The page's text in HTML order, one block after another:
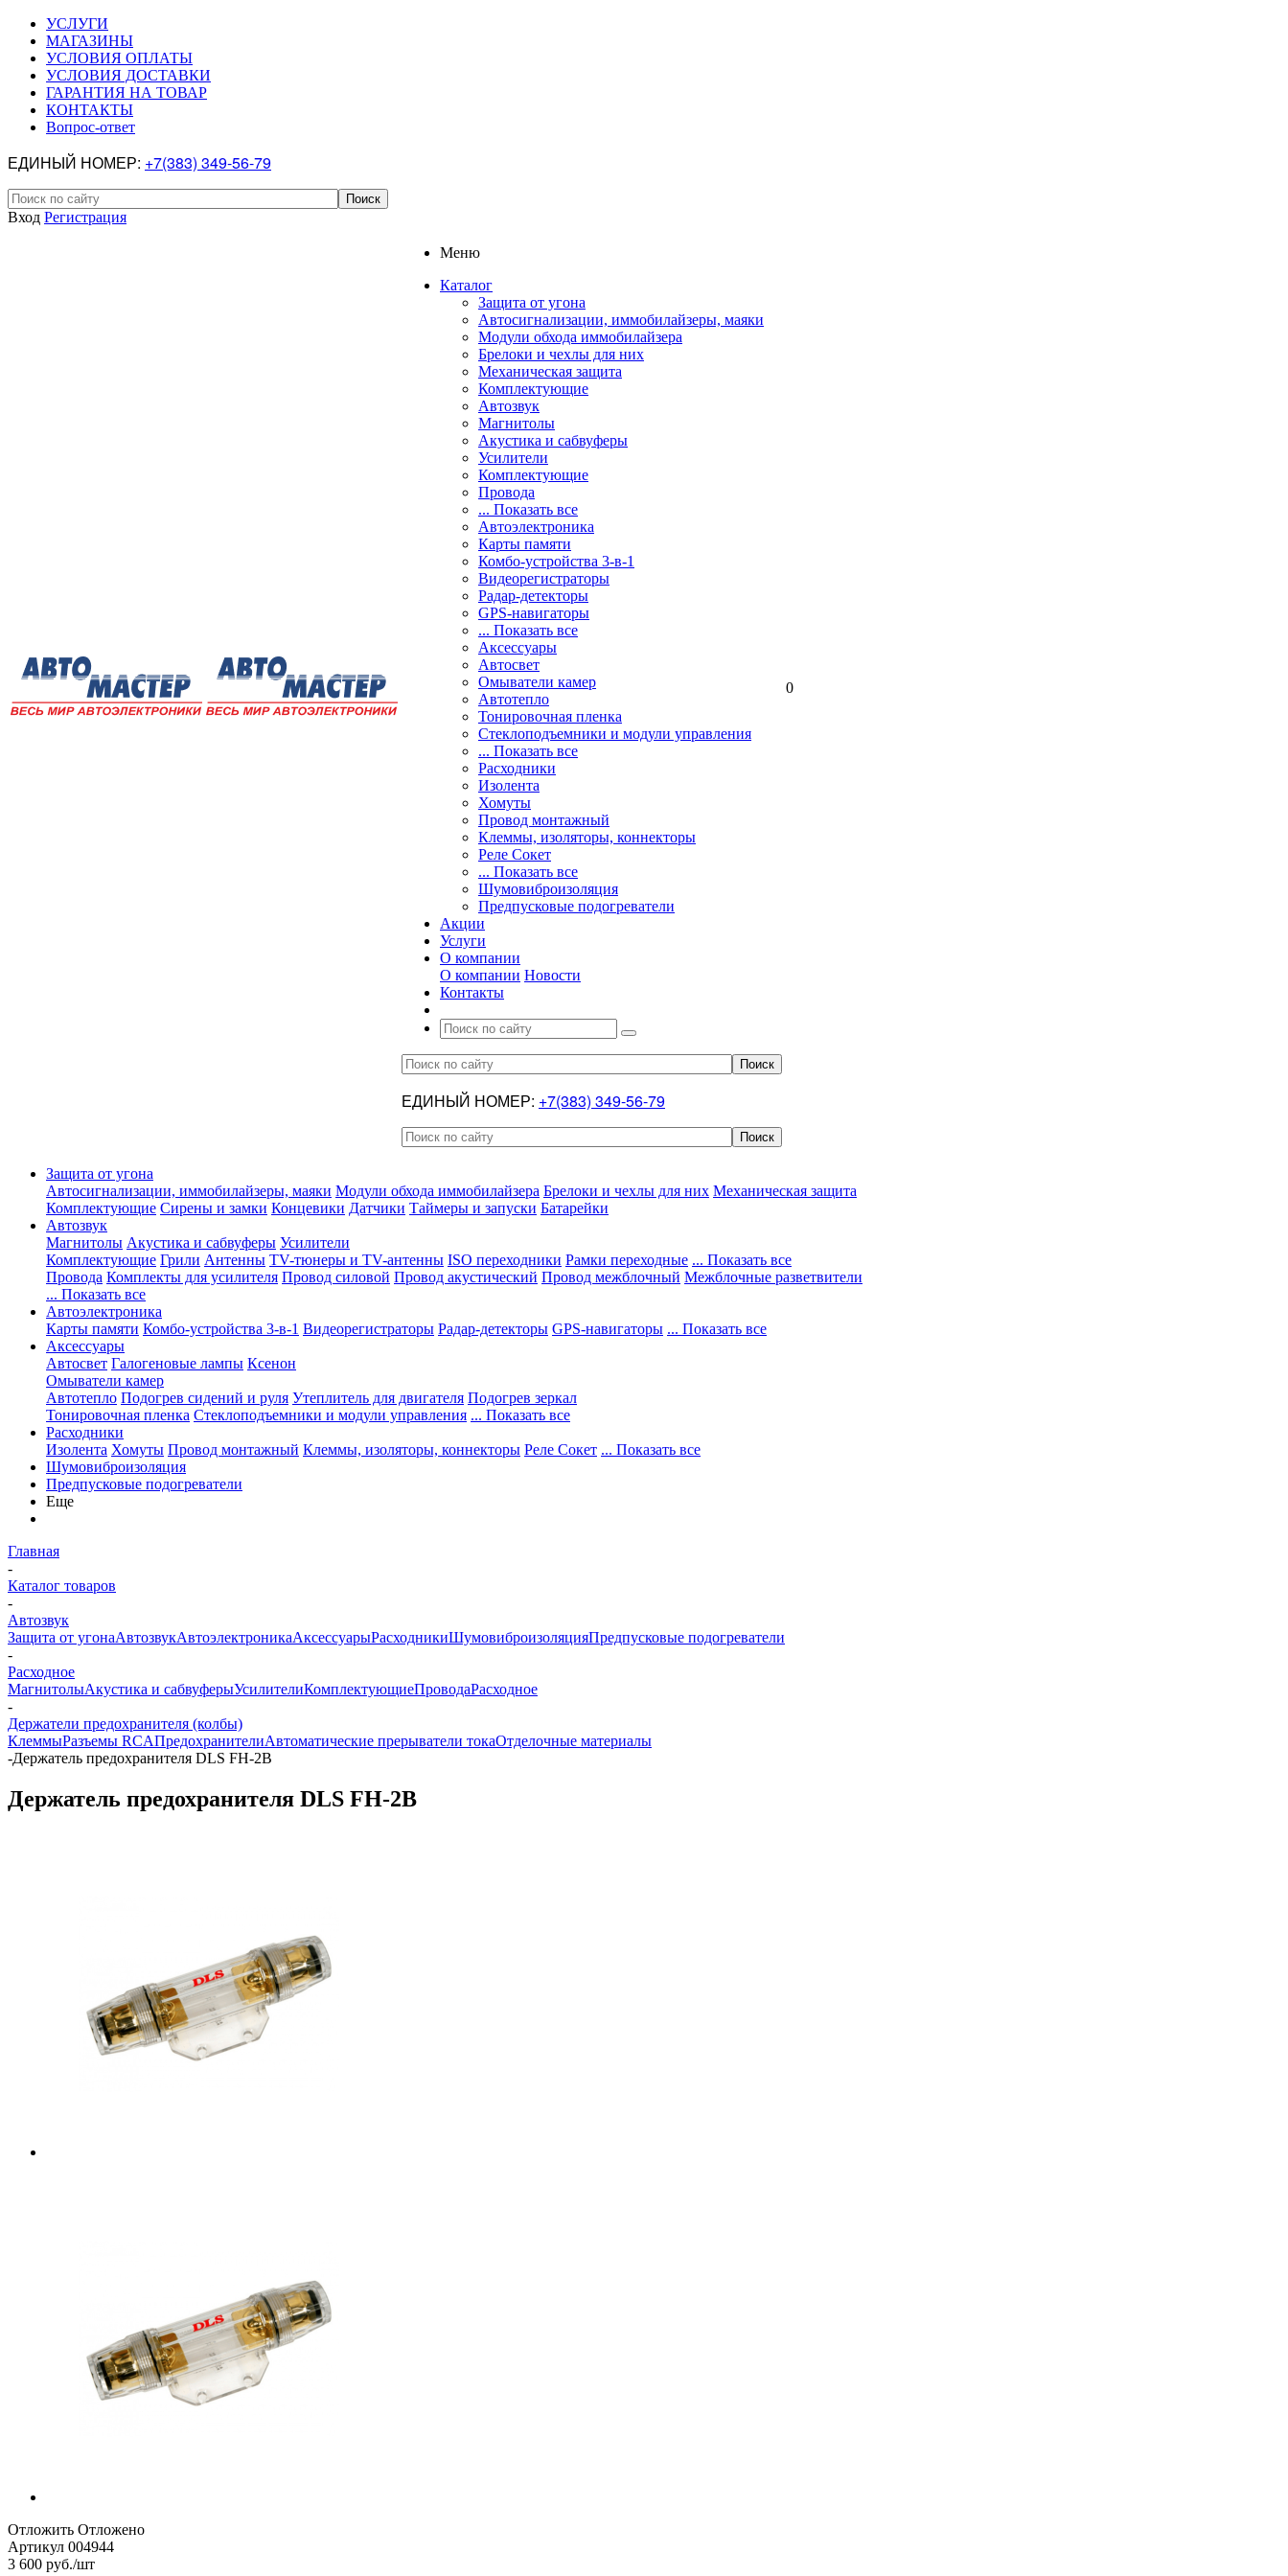
УСЛУГИ
МАГАЗИНЫ
УСЛОВИЯ ОПЛАТЫ
УСЛОВИЯ ДОСТАВКИ
ГАРАНТИЯ НА ТОВАР
КОНТАКТЫ
Вопрос-ответ
ЕДИНЫЙ НОМЕР: +7(383) 349-56-79
Вход Регистрация
Меню
Каталог
Защита от угона
Автосигнализации, иммобилайзеры, маяки
Модули обхода иммобилайзера
Брелоки и чехлы для них
Механическая защита
Комплектующие
Автозвук
Магнитолы
Акустика и сабвуферы
Усилители
Комплектующие
Провода
... Показать все
Автоэлектроника
Карты памяти
Комбо-устройства 3-в-1
Видеорегистраторы
Радар-детекторы
GPS-навигаторы
... Показать все
Аксессуары
Автосвет
Омыватели камер
Автотепло
Тонировочная пленка
Стеклоподъемники и модули управления
... Показать все
Расходники
Изолента
Хомуты
Провод монтажный
Клеммы, изоляторы, коннекторы
Реле Сокет
... Показать все
Шумовиброизоляция
Предпусковые подогреватели
Акции
Услуги
О компании
О компании Новости
Контакты
ЕДИНЫЙ НОМЕР: +7(383) 349-56-79
0
Защита от угона
Автосигнализации, иммобилайзеры, маяки Модули обхода иммобилайзера Брелоки и чехлы для них Механическая защита
Комплектующие Сирены и замки Концевики Датчики Таймеры и запуски Батарейки
Автозвук
Магнитолы Акустика и сабвуферы Усилители
Комплектующие Грили Антенны TV-тюнеры и TV-антенны ISO переходники Рамки переходные ... Показать все
Провода Комплекты для усилителя Провод силовой Провод акустический Провод межблочный Межблочные разветвители
... Показать все
Автоэлектроника
Карты памяти Комбо-устройства 3-в-1 Видеорегистраторы Радар-детекторы GPS-навигаторы ... Показать все
Аксессуары
Автосвет Галогеновые лампы Ксенон
Омыватели камер
Автотепло Подогрев сидений и руля Утеплитель для двигателя Подогрев зеркал
Тонировочная пленка Стеклоподъемники и модули управления ... Показать все
Расходники
Изолента Хомуты Провод монтажный Клеммы, изоляторы, коннекторы Реле Сокет ... Показать все
Шумовиброизоляция
Предпусковые подогреватели
Еще
Главная
-
Каталог товаров
-
Автозвук
Защита от угонаАвтозвукАвтоэлектроникаАксессуарыРасходникиШумовиброизоляцияПредпусковые подогреватели
-
Расходное
МагнитолыАкустика и сабвуферыУсилителиКомплектующиеПроводаРасходное
-
Держатели предохранителя (колбы)
КлеммыРазъемы RCAПредохранителиАвтоматические прерыватели токаОтделочные материалы
-Держатель предохранителя DLS FH-2B
Держатель предохранителя DLS FH-2B
Отложить Отложено
Артикул 004944
3 600 руб./шт